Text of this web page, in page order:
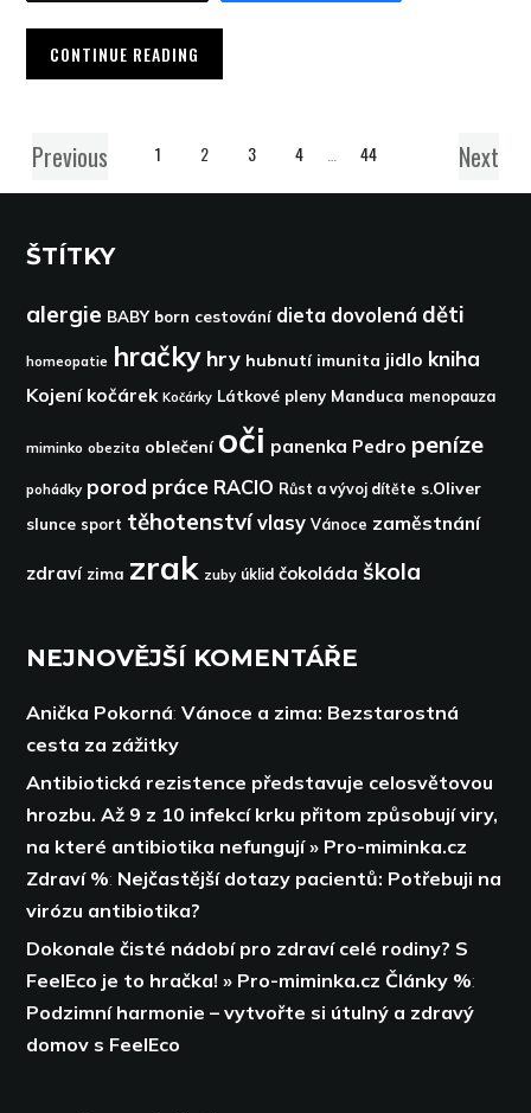
CONTINUE READING
Previous 1 2 3 4 44 Next
ŠTÍTKY
alergie BABY born cestování dieta dovolená děti
homeopatie hračky hry hubnutí imunita jidlo kniha
Kojení kočárek Kočárky Látkové pleny Manduca menopauza
miminko obezita oblečení oči panenka Pedro peníze
pohádky porod práce RACIO Růst a vývoj dítěte s.Oliver
slunce sport těhotenství vlasy Vánoce zaměstnání
zdraví zima zrak zuby úklid čokoláda škola
NEJNOVĚJŠÍ KOMENTÁŘE
Anička Pokorná:Vánoce a zima: Bezstarostná
cesta za zážitky
Antibiotická rezistence představuje celosvětovou
hrozbu. Až 9 z 10 infekcí krku přitom způsobují viry,
na které antibiotika nefungují » Pro-miminka.cz
Zdraví %: Nejčastější dotazy pacientů: Potřebuji na
virózu antibiotika?
Dokonale čisté nádobí pro zdraví celé rodiny? S
FeelEco je to hračka! » Pro-miminka.cz Články %:
Podzimní harmonie – vytvořte si útulný a zdravý
domov s FeelEco